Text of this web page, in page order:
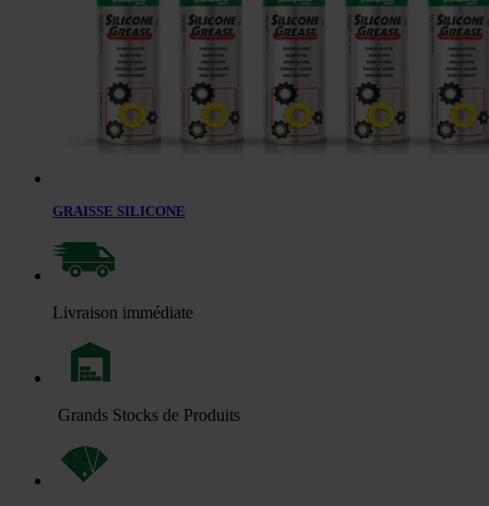
GRAISSE SILICONE
Livraison immédiate
Grands Stocks de Produits